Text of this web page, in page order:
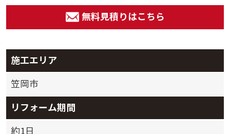
無料見積りはこちら
施工エリア
笠岡市
リフォーム期間
約1日